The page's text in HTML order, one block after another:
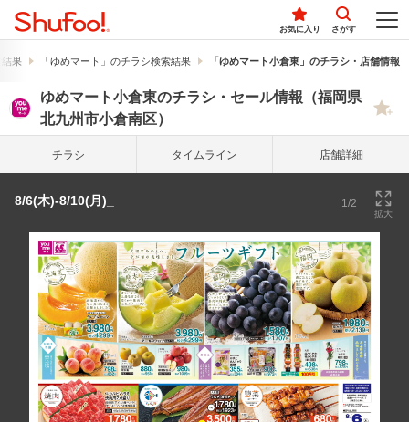
お気に入り さがす
結果 「ゆめマート」のチラシ検索結果 「ゆめマート小倉東」のチラシ・店舗情報
ゆめマート小倉東のチラシ・セール情報（福岡県
北九州市小倉南区）
チラシ タイム ライン 店舗詳細
8/6(木)-8/10(月)_ 1/2
拡大